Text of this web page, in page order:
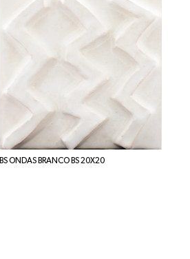
BS ONDAS BRANCO BS 20X20